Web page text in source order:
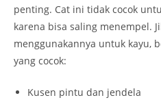
penting. Cat ini tidak cocok
karena bisa saling menempel.
menggunakannya untuk kayu,
yang cocok:
Kusen pintu dan jendela